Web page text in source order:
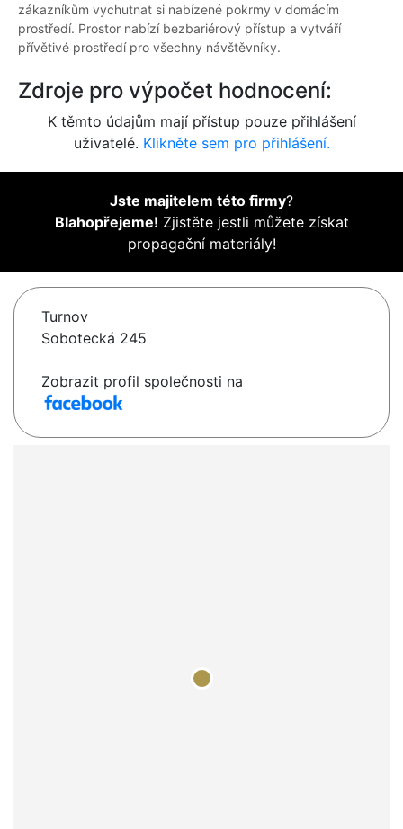
zákazníkům vychutnat si nabízené pokrmy v domácím
prostředí. Prostor nabízí bezbariérový přístup a vytváří
přívětivé prostředí pro všechny návštěvníky.
Zdroje pro výpočet hodnocení:
K těmto údajům mají přístup pouze přihlášení
uživatelé. Klikněte sem pro přihlášení.
Jste majitelem této firmy?
Blahopřejeme! Zjistěte jestli můžete získat
propagační materiály!
Turnov
Sobotecká 245
Zobrazit profil společnosti na